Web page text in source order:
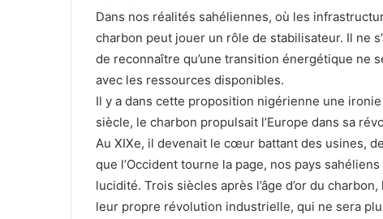
Dans nos réalités sahéliennes, où les
charbon peut jouer un rôle de stabilisateur. Il ne
de reconnaître qu’une transition énergétique ne
avec les ressources disponibles.
Il y a dans cette proposition nigérienne une
siècle, le charbon propulsait l’Europe dans sa
Au XIXe, il devenait le cœur battant des usines,
que l’Occident tourne la page, nos pays
lucidité. Trois siècles après l’âge d’or du
leur propre révolution industrielle, qui ne sera